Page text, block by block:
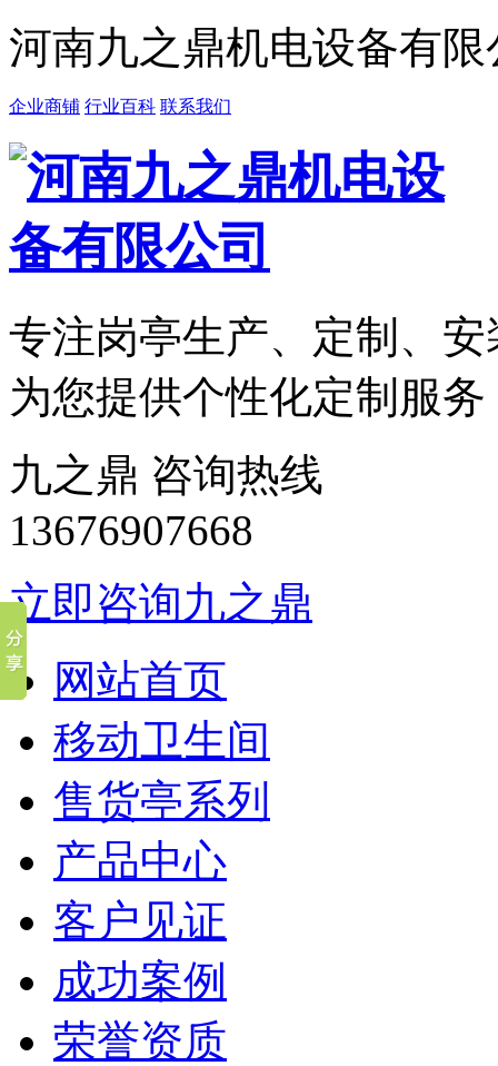
河南九之鼎机电设备有
企业商铺 行业百科 联系我们
专注岗亭生产、定制、
为您提供个性化定制 服务
九之鼎 咨询热线
13676907668
立即咨询九之鼎
网站首页
移动卫生间
售货亭系列
产品中心
客户见证
成功案例
荣誉资质